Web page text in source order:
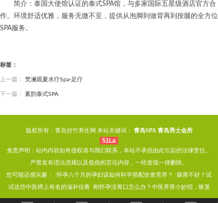
简介：泰国大使馆认证的泰式SPA馆，与多家国际五星级酒店官方合
作。环境舒适优雅，服务无微不至，提供从泡脚到做背再到按腿的全方位
SPA服务。
标签：
上一篇： 梵澜观夏水疗Spa·足疗
下一篇： 素韵泰式SPA
版权所有：青岛丝竹养生网 本站关键词： 青岛SPA 青岛男士会所
51La
免责声明：站内内容如有侵权请与我们联系，本站不承担由此引起的法律责任。
严禁发布违法违规以及低俗的言论内容，一经发现一律删除。
您可能还感兴趣： ·怀孕八个月的孕妇该如何科学搭配饮食营养？ ·肠胃不好？试
试这些中医榜上有名的滋补佳肴·刚怀孕没胃口怎么办？中医养胃小妙招，恢复